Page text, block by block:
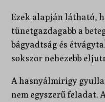
Ezek alapján látható,
tünetgazdagabb a
bágyadtság és
sokszor nehezebb
A hasnyálmirigy
nem egyszerű feladat.